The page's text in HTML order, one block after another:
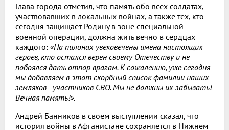
Глава города отметил, что память обо всех солдатах,
участвовавших в локальных войнах, а также тех, кто
сегодня защищает Родину в зоне специальной
военной операции, должна жить вечно в сердцах
каждого: «На пилонах увековечены имена настоящих
героев, кто остался верен своему Отечеству и не
побоялся дать отпор врагам. К сожалению, уже сегодня
мы добавляем в этот скорбный список фамилии наших
земляков - участников СВО. Мы не должны их забывать!
Вечная память!».
Андрей Банников в своем выступлении сказал, что
история войны в Афганистане сохраняется в Нижнем